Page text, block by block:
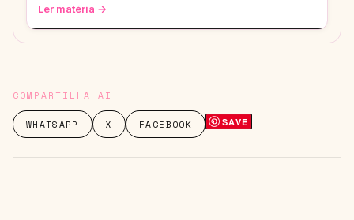
Ler matéria →
COMPARTILHA AI
WHATSAPP X FACEBOOK SAVE